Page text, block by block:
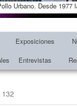
Urbano. Desde
Exposiciones
Entrevistas
132